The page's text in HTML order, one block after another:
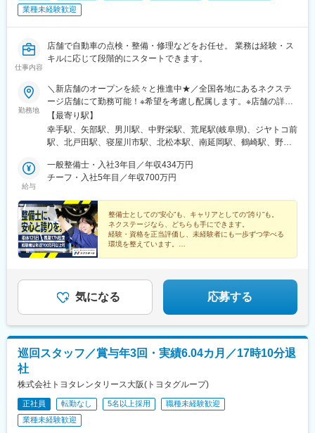
業種未経験歓迎
仕事内容
店舗で自動車の点検・整備・修理などをお任せ。 業務は経験・ス
キルに応じて段階的にスタートできます。
勤務地
＼新店舗のオープンを続々と推進中★／全国各地にあるネクステ
ージ店舗にて勤務可能！※希望を考慮し配属します。※店舗の詳細
については下記＜勤務地一覧＞をご確認ください。＜ 働き方の
選択が可能です！ ＞ネクステージでは3つの働き方があります。
1、全国転勤ありの『グローバル型』2、近隣エリア内の『中域
りますが、ご自身のライフスタイルや理想のキャリアに合わせ
て、働き方をご選択いただけます！★自動車通勤OK（一部除く）
県東茨城郡茨城町長岡矢頭3530SUV LAND名古屋／愛知県名古屋
市緑区大高町丸の内36番1
【最寄り駅】
幸手駅、矢部駅、男川駅、中野栄駅、荒尾駅(岐阜県)、ジヤトコ前
駅、北戸田駅、寝屋川市駅、北松本駅、南延岡駅、鶴崎駅、野々
駅(名古屋市営)、美合駅、朝菜町駅、小池駅、西小泉駅、日進駅
(愛知県)、置賜駅、石浜駅、岡本駅(栃木県)、矢場町駅、竜王駅、
(山口県)、南町田グランベリーパーク駅、岐南駅、新浜松駅、東新
潟駅、長泉なめり駅、港南台駅、船岡駅(宮城県)、塚目駅、東陽町
駅、新金岡駅、喜多山駅(愛知県)、東静岡駅、幕張駅、牛山駅、南
草津駅、西那須野駅、湘南深沢駅、道ノ尾駅、南大高駅、土橋駅
(愛媛県)、鼓ケ浦駅、神領駅、森林公園駅(北海道)、西飾磨駅、土
ししぶ駅、センター南駅、泉中央駅、佐賀駅、千川駅、南郷１８
丁目駅、下松駅(大阪府)、水城駅、高塚駅、南大分駅、倉見駅、折
尾駅、黒松駅(宮城県)、柏林台駅、竹下駅、矢向駅、豊明駅、赤嶺
(青森県)、知寄町二丁目駅、岩手飯岡駅、入谷駅(神奈川県)、小古
曽駅、研究学園駅、摂津駅、神明町駅、塩釜口駅、漆山駅(山形
荒子川公園駅、積志駅、箕面船場阪大前駅、竜田口駅、五箇荘
み駅、高蔵寺駅、柏たなか駅、美濃川合駅、習志野駅、西新町
駅、新利府駅、名和駅(愛知県)、春江駅、発寒駅、江南駅(愛知
給与
一般整備士・入社3年目／年収434万円
チーフ・入社5年目／年収700万円
整備士としての“安心”も、キャリアとしての“誇り”も。
ネクステージなら、どちらも手にできます。
経験・資格を正当評価し、未経験者にも一歩ずつ学べる
環境を整えています。
気になる 応募する
巡回スタッフ／賞与年3回・実績6.04カ月／17時10分退
社
株式会社トヨタレンタリース大阪(トヨタグループ)
正社員 転勤なし 5名以上採用
職種未経験歓迎
業種未経験歓迎